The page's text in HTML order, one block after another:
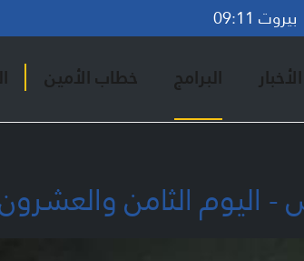
بيروت 09:11
البرامج خطاب الأمين
الثامن والعشرون الأحد